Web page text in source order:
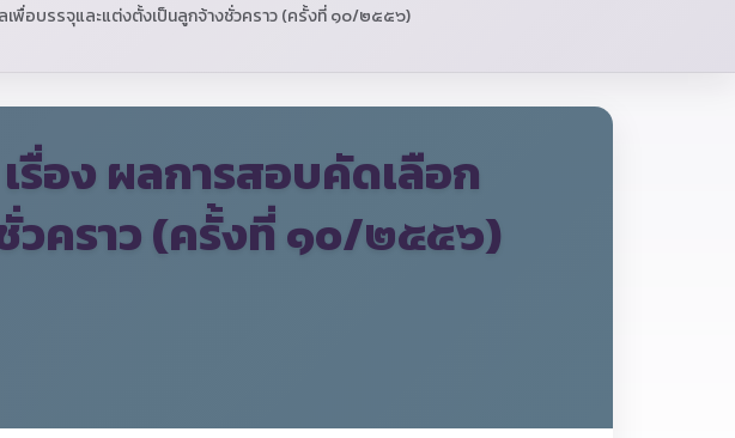
พื่อบรรจุและแต่งตั้งเป็นลูกจ้างชั่วคราว (ครั้งที่ ๑๐/๒๕๕๖)
รื่อง ผลการสอบคัดเลือก
วคราว (ครั้งที่ ๑๐/๒๕๕๖)